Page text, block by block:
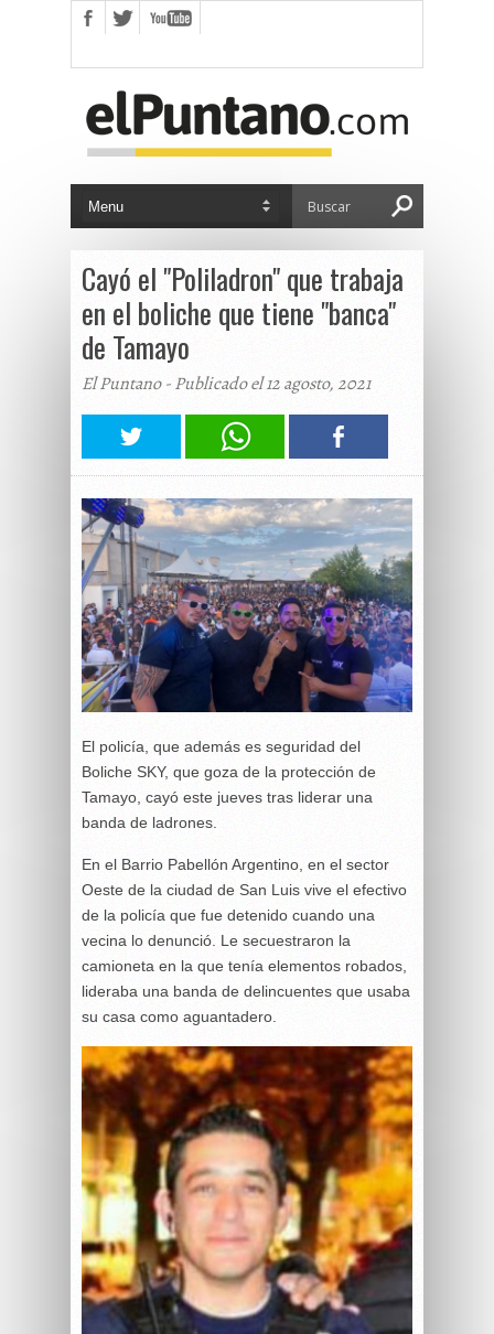
Cayó el "Poliladron" que trabaja
en el boliche que tiene "banca"
de Tamayo
El Puntano - Publicado el 12 agosto, 2021
El policía, que además es seguridad del
Boliche SKY, que goza de la protección de
Tamayo, cayó este jueves tras liderar una
banda de ladrones.
En el Barrio Pabellón Argentino, en el sector
Oeste de la ciudad de San Luis vive el efectivo
de la policía que fue detenido cuando una
vecina lo denunció. Le secuestraron la
camioneta en la que tenía elementos robados,
lideraba una banda de delincuentes que usaba
su casa como aguantadero.